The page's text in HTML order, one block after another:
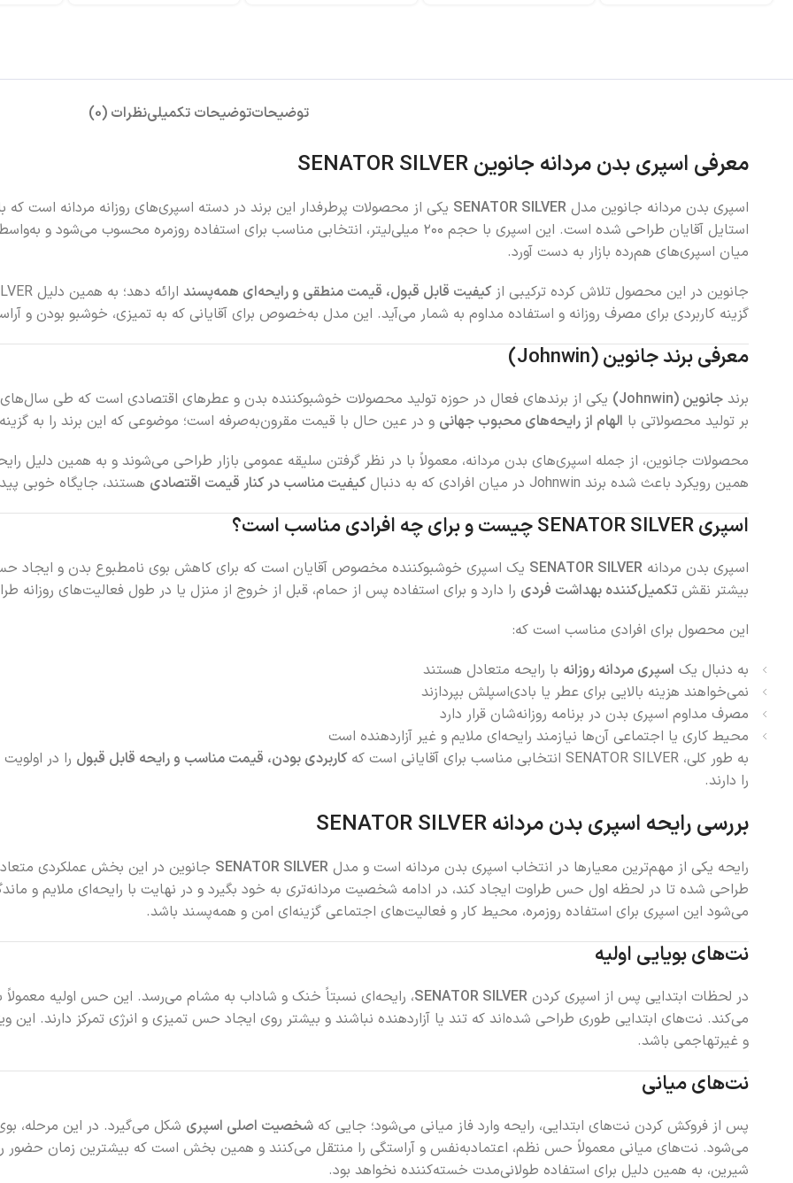
توضیحاتتوضیحات تکمیلینظرات (0)
معرفی اسپری بدن مردانه جانوین SENATOR SILVER
اسپری بدن مردانه جانوین مدلSENATOR SILVER یکی از محصولات پرطرفدار این برند در دسته اسپری‌های روزانه مردانه
استایل آقایان طراحی شده است. این اسپری با حجم ۲۰۰ میلی‌لیتر، انتخابی مناسب برای استفاده
میان اسپری‌های هم‌رده بازار به دست آورد.
جانوین در این محصول تلاش کرده ترکیبی ازکیفیت قابل قبول، قیمت منطقی و رایحه‌ای همه‌پسند
گزینه کاربردی برای مصرف روزانه و استفاده مداوم به شمار می‌آید. این مدل به‌خصوص برای آقایانی که به تمیزی، خوشبو بودن و
معرفی برند جانوین (Johnwin)
برندجانوین (Johnwin)
یکی از برندهای فعال در حوزه تولید محصولات خوشبوکننده بدن و عطرهای اقتصادی است که طی سال‌های
بر تولید محصولاتی با الهام از رایحه‌های محبوب جهانی و در عین حال با قیمت مقرون‌به‌صرفه است؛ موضوعی که این برند را به
محصولات جانوین، از جمله اسپری‌های بدن مردانه، معمولاً با در نظر گرفتن سلیقه عمومی بازار طراحی می‌شوند و به همین دلیل
همین رویکرد باعث شده برند Johnwin در میان افرادی که به دنبال
کیفیت مناسب در کنار قیمت اقتصادی هستند، جایگاه خوبی
اسپری SENATOR SILVER چیست و برای چه افرادی مناسب است؟
اسپری بدن مردانهSENATOR SILVER یک اسپری خوشبوکننده مخصوص آقایان است که برای کاهش بوی نامطبوع بدن و ایجاد حس
بیشتر نقشتکمیل‌کننده بهداشت فردی را دارد و برای استفاده پس از حمام، قبل از خروج از منزل یا در طول فعالیت‌های روزانه
این محصول برای افرادی مناسب است که:
به دنبال یک اسپری مردانه روزانه با رایحه متعادل هستند
نمی‌خواهند هزینه بالایی برای عطر یا بادی‌اسپلش بپردازند
مصرف مداوم اسپری بدن در برنامه روزانه‌شان قرار دارد
محیط کاری یا اجتماعی آن‌ها نیازمند رایحه‌ای ملایم و غیر آزاردهنده است
به طور کلی، SENATOR SILVER انتخابی مناسب برای آقایانی است که
کاربردی بودن، قیمت مناسب و رایحه قابل قبول را در
را دارند.
بررسی رایحه اسپری بدن مردانه SENATOR SILVER
رایحه یکی از مهم‌ترین معیارها در انتخاب اسپری بدن مردانه است و مدلSENATOR SILVER جانوین در این بخش عملکردی متعادل
طراحی شده تا در لحظه اول حس طراوت ایجاد کند، در ادامه شخصیت مردانه‌تری به خود بگیرد و در نهایت با رایحه‌ای ملایم و
می‌شود این اسپری برای استفاده روزمره، محیط کار و فعالیت‌های اجتماعی گزینه‌ای امن و همه‌پسند باشد.
نت‌های بویایی اولیه
در لحظات ابتدایی پس از اسپری کردنSENATOR SILVER، رایحه‌ای نسبتاً خنک و شاداب به مشام می‌رسد. این حس اولیه
می‌کند. نت‌های ابتدایی طوری طراحی شده‌اند که تند یا آزاردهنده نباشند و بیشتر روی ایجاد حس تمیزی و انرژی تمرکز دارند. این
و غیرتهاجمی باشد.
نت‌های میانی
پس از فروکش کردن نت‌های ابتدایی، رایحه وارد فاز میانی می‌شود؛ جایی کهشخصیت اصلی اسپری
می‌شود. نت‌های میانی معمولاً حس نظم، اعتمادبه‌نفس و آراستگی را منتقل می‌کنند و همین بخش است که بیشترین زمان حضور
شیرین، به همین دلیل برای استفاده طولانی‌مدت خسته‌کننده نخواهد بود.